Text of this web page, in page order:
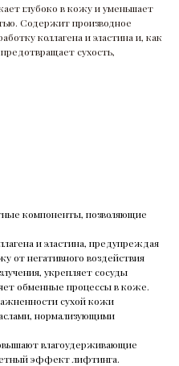
глубоко в кожу и уменьшает
Содержит производное
коллагена и эластина и, как
сухость,
компоненты, позволяющие
и эластина, предупреждая
от негативного воздействия
укрепляет сосуды
обменные процессы в коже.
сухой кожи
нормализующими
влагоудерживающие
эффект лифтинга.